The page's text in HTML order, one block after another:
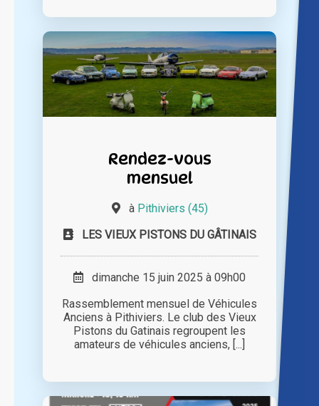
Rendez-vous
mensuel
à Pithiviers (45)
LES VIEUX PISTONS DU GÂTINAIS
dimanche 15 juin 2025 à 09h00
Rassemblement mensuel de Véhicules
Anciens à Pithiviers. Le club des Vieux
Pistons du Gatinais regroupent les
amateurs de véhicules anciens, [...]